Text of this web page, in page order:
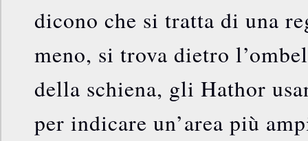
dicono che si tratta di una
meno, si trova dietro
della schiena, gli Hathor
per indicare un’area più